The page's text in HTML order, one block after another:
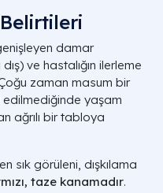
damar
ve hastalığın ilerleme
zaman masum bir
yaşam
ağrılı bir tabloya
sık görüleni, dışkılama
taze kanamadır.